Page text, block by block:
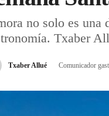
no solo es una
Txaber
Txaber Allué Comunicador